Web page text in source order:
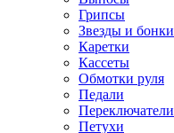
Грипсы
Звезды и бонки
Каретки
Кассеты
Обмотки руля
Педали
Переключатели
Петухи